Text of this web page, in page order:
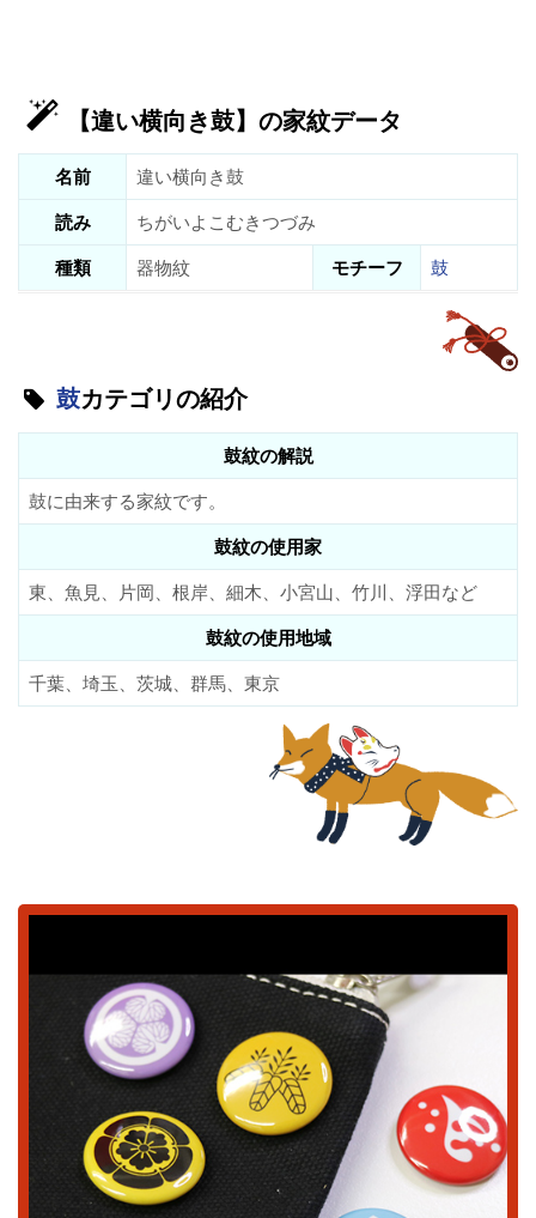
【違い横向き鼓】の家紋データ
名前
違い横向き鼓
読み
ちがいよこむきつづみ
種類
器物紋 モチーフ 鼓
鼓カテゴリの紹介
鼓紋の解説
鼓に由来する家紋です。
鼓紋の使用家
東、魚見、片岡、根岸、細木、小宮山、竹川、浮田など
鼓紋の使用地域
千葉、埼玉、茨城、群馬、東京